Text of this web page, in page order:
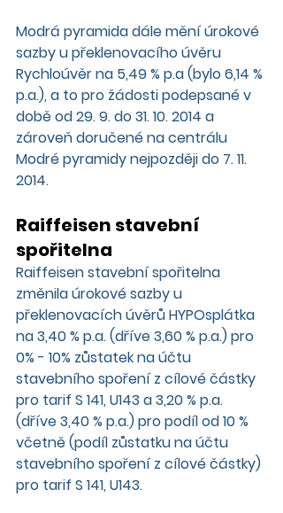
Modrá pyramida dále mění úrokové
sazby u překlenovacího úvěru
Rychloúvěr na 5,49 % p.a (bylo 6,14 %
p.a.), a to pro žádosti podepsané v
době od 29. 9. do 31. 10. 2014 a
zároveň doručené na centrálu
Modré pyramidy nejpozději do 7. 11.
2014.
Raiffeisen stavební
spořitelna
Raiffeisen stavební spořitelna
změnila úrokové sazby u
překlenovacích úvěrů HYPOsplátka
na 3,40 % p.a. (dříve 3,60 % p.a.) pro
0% - 10% zůstatek na účtu
stavebního spoření z cílové částky
pro tarif S 141, U143 a 3,20 % p.a.
(dříve 3,40 % p.a.) pro podíl od 10 %
včetně (podíl zůstatku na účtu
stavebního spoření z cílové částky)
pro tarif S 141, U143.